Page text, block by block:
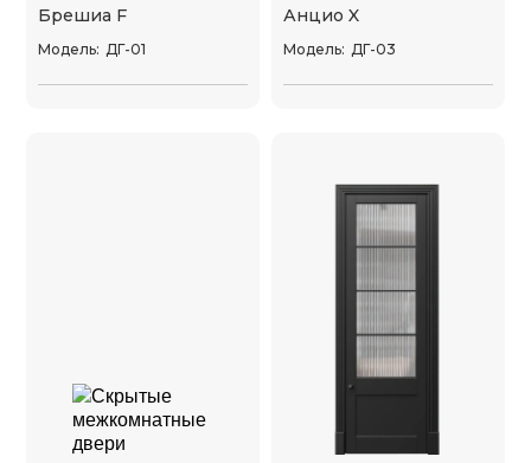
Брешиа F
Модель: ДГ-01
Анцио X
Модель: ДГ-03